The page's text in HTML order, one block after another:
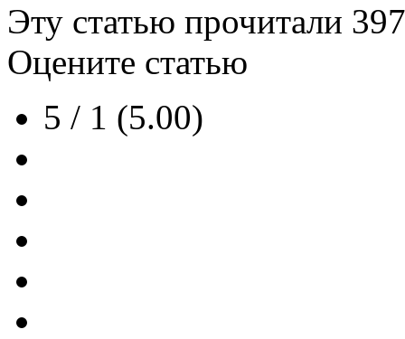
Эту статью прочитали
Оцените статью
5 / 1 (5.00)